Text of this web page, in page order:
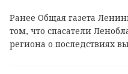
Ранее Общая газета
том, что спасатели
региона о последствиях